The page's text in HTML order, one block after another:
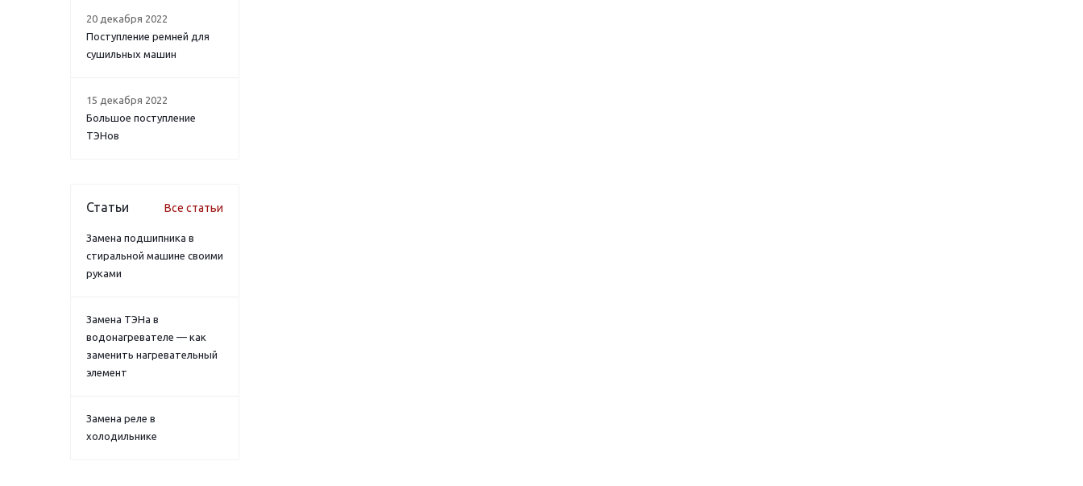
20 декабря 2022
Поступление ремней для
сушильных машин
15 декабря 2022
Большое поступление
ТЭНов
Статьи Все статьи
Замена подшипника в
стиральной машине своими
руками
Замена ТЭНа в
водонагревателе — как
заменить нагревательный
элемент
Замена реле в
холодильнике